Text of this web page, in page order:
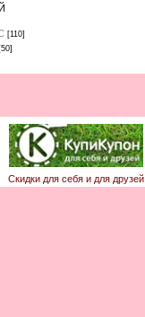
[110]
[50]
Скидки для себя и для друзей